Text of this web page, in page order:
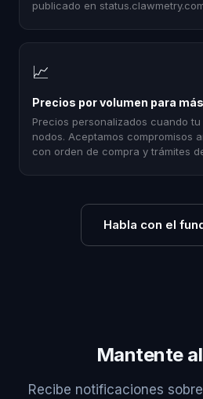
publicado en
📈
Precios por volumen para
Precios personalizados cuando
nodos. Aceptamos compromisos
con orden de compra y trámites
Habla con el
Mantente
Recibe notificaciones